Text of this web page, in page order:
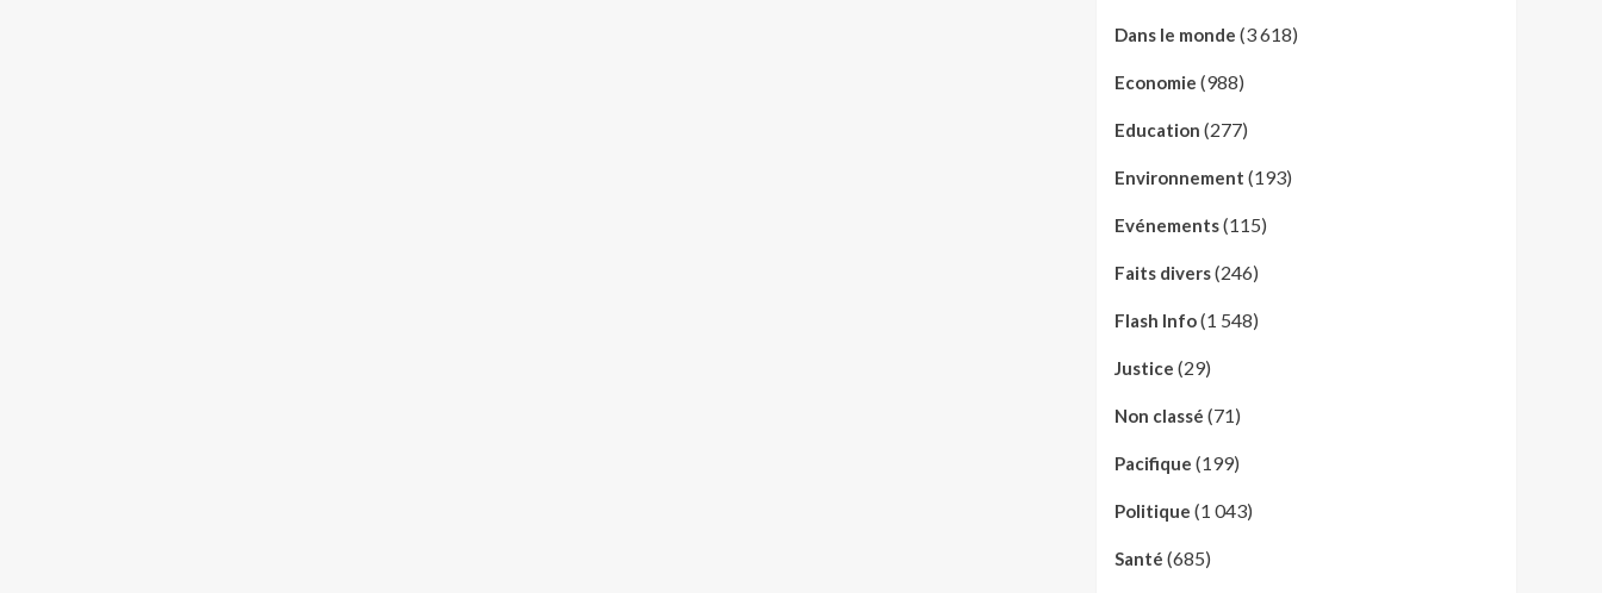
Dans le monde (3 618)
Economie (988)
Education (277)
Environnement (193)
Evénements(115)
Faits divers(246)
Flash Info(1 548)
Justice (29)
Non classé (71)
Pacifique (199)
Politique (1 043)
Santé (685)